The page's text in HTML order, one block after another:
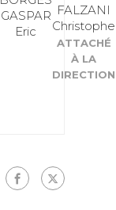
GASPAR
Eric
FALZANI
Christophe
ATTACHÉ
À LA
DIRECTION